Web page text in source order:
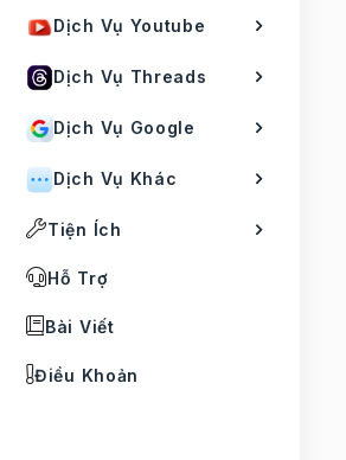
Dịch Vụ Youtube
Dịch Vụ Threads
Dịch Vụ Google
Dịch Vụ Khác
Tiện Ích
Hỗ Trợ
Bài Viết
Điều Khoản